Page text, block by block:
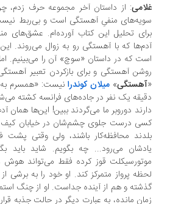
: از داستان آخر مجموعه حرف زدم، چرا‌که
منفیِ آهستگی است و بی‌ربط نیست با
تحلیل این کتاب آورده‌ام. عشق‌های
که با آهستگی رو به زوال می‌روند. این
که در داستان «سوچ» آن را می‌بینیم. اما
آهستگی و برای باز‌کردن تعبیر آهستگی
»میلان کوندرا نیست: «همسرم به من
یک نفر در جاده‌های فرانسه کشته می‌شوند.
دوروبر ما می‌گردند ببین! این‌ها همان
درست جلوی چشم‌شان در خیابان کیف
محافظه‌کار باشند، ولی وقتی پشت
می‌رود... چه بگویم. شاید باید
قوز کرده فقط می‌تواند هوش و
پرواز متمرکز کند. او خود را به برشی از زمان
و هم از آینده جداست. او از چنگ استمرار
مانده، به عبارت دیگر در حالت جذبه قرار